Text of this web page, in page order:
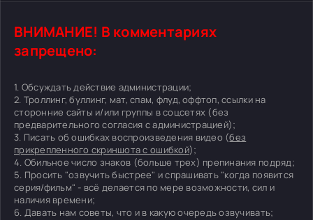
ВНИМАНИЕ! В комментариях
запрещено:
1. Обсуждать действие администрации;
2. Троллинг, буллинг, мат, спам, флуд, оффтоп, ссылки на
сторонние сайты и/или группы в соцсетях (без
предварительного согласия с администрацией);
3. Писать об ошибках воспроизведения видео (без
прикрепленного скриншота с ошибкой);
4. Обильное число знаков (больше трех) препинания подряд;
5. Просить "озвучить быстрее" и спрашивать "когда появится
серия/фильм" - всё делается по мере возможности, сил и
наличия времени;
6. Давать нам советы, что и в какую очередь озвучивать;